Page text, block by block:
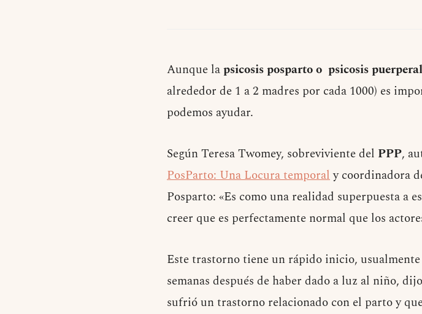
Aunque lapsicosis posparto o psicosis puerperal
alrededor de 1 a 2 madres por cada 1000) es
podemos ayudar.
Según Teresa Twomey, sobreviviente del PPP,
PosParto: Una Locura temporaly coordinadora
Posparto: «Es como una realidad superpuesta a
creer que es perfectamente normal que los
Este trastorno tiene un rápido inicio,
semanas después de haber dado a luz al niño,
sufrió un trastorno relacionado con el parto y